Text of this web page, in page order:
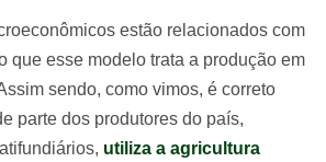
estão relacionados com
que esse modelo trata a produção em
sendo, como vimos, é correto
parte dos produtores do país,
utiliza a agricultura